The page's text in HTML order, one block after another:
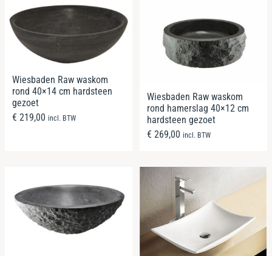
Wiesbaden Raw waskom
rond 40×14 cm hardsteen
gezoet
€ 219,00 incl. BTW
Wiesbaden Raw waskom
rond hamerslag 40×12 cm
hardsteen gezoet
€ 269,00 incl. BTW